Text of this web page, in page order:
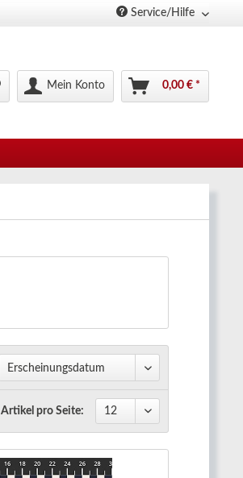
Service/Hilfe
Mein Konto 0,00 € *
Artikel pro Seite: